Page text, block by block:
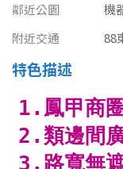
彰化縣
嘉義市
嘉義縣
坪數
不拘
20~30 坪
40~50 坪
鄰近公園
機
附近交通
88
特色描述